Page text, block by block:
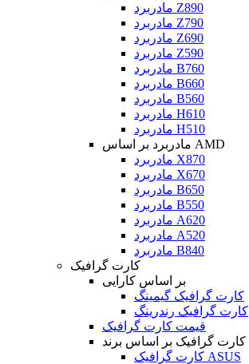
مادربرد Z890
مادربرد Z790
مادربرد Z690
مادربرد Z590
مادربرد B760
مادربرد B660
مادربرد B560
مادربرد H610
مادربرد H510
مادربرد بر اساس AMD
مادربرد X870
مادربرد X670
مادربرد B650
مادربرد B550
مادربرد A620
مادربرد A520
مادربرد B840
کارت گرافیک
بر اساس کارایی
کارت گرافیک گیمینگ
کارت گرافیک رندرینگ
قیمت کارت گرافیک
کارت گرافیک بر اساس برند
کارت گرافیک ASUS